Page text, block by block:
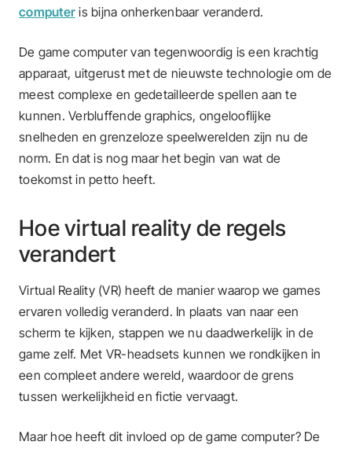
computer is bijna onherkenbaar veranderd.
De game computer van tegenwoordig is een krachtig
apparaat, uitgerust met de nieuwste technologie om de
meest complexe en gedetailleerde spellen aan te
kunnen. Verbluffende graphics, ongelooflijke
snelheden en grenzeloze speelwerelden zijn nu de
norm. En dat is nog maar het begin van wat de
toekomst in petto heeft.
Hoe virtual reality de regels
verandert
Virtual Reality (VR) heeft de manier waarop we games
ervaren volledig veranderd. In plaats van naar een
scherm te kijken, stappen we nu daadwerkelijk in de
game zelf. Met VR-headsets kunnen we rondkijken in
een compleet andere wereld, waardoor de grens
tussen werkelijkheid en fictie vervaagt.
Maar hoe heeft dit invloed op de game computer? De